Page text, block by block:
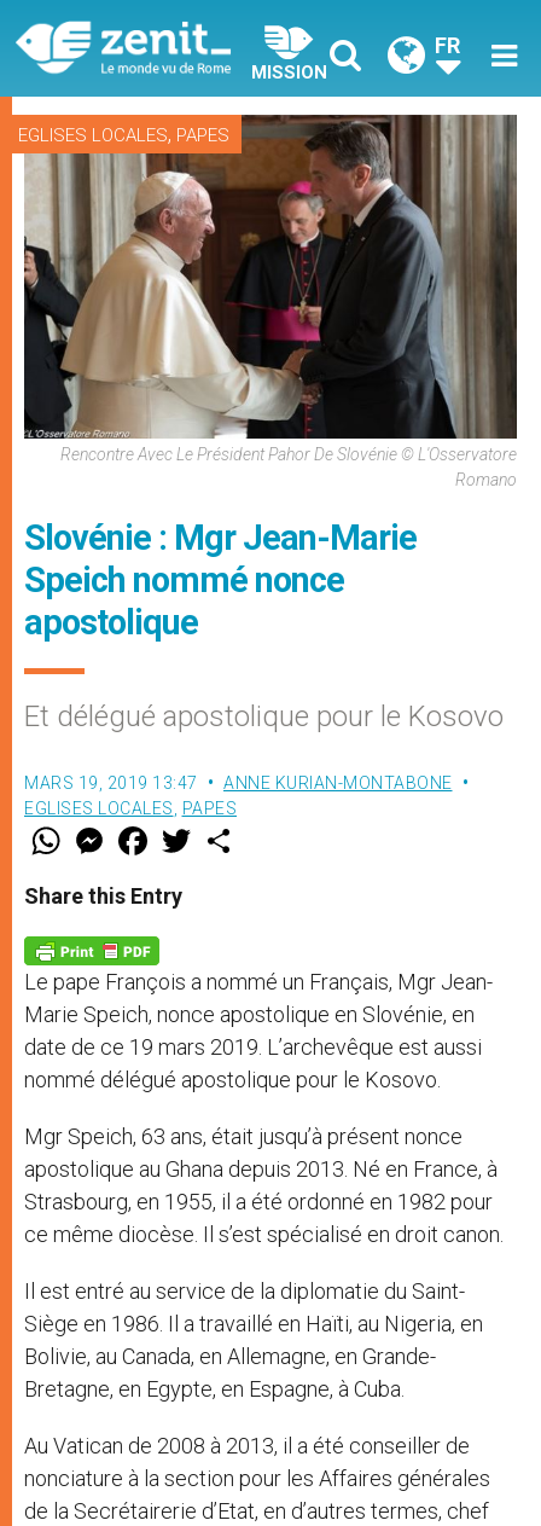
MISSION
FR
EGLISES LOCALES, PAPES
Rencontre Avec Le Président Pahor De Slovénie © L'Osservatore
Romano
Slovénie : Mgr Jean-Marie
Speich nommé nonce
apostolique
Et délégué apostolique pour le Kosovo
MARS 19, 2019 13:47
ANNE KURIAN-MONTABONE
EGLISES LOCALES
PAPES
W
t
s
p
p
M
e
s
e
g
e
r
F
a
e
b
o
k
w
Share this Entry
Le pape François a nommé un Français, Mgr Jean-
Marie Speich, nonce apostolique en Slovénie, en
date de ce 19 mars 2019. L’archevêque est aussi
nommé délégué apostolique pour le Kosovo.
Mgr Speich, 63 ans, était jusqu’à présent nonce
apostolique au Ghana depuis 2013. Né en France, à
Strasbourg, en 1955, il a été ordonné en 1982 pour
ce même diocèse. Il s’est spécialisé en droit canon.
Il est entré au service de la diplomatie du Saint-
Siège en 1986. Il a travaillé en Haïti, au Nigeria, en
Bolivie, au Canada, en Allemagne, en Grande-
Bretagne, en Egypte, en Espagne, à Cuba.
Au Vatican de 2008 à 2013, il a été conseiller de
nonciature à la section pour les Affaires générales
de la Secrétairerie d’Etat, en d’autres termes, chef